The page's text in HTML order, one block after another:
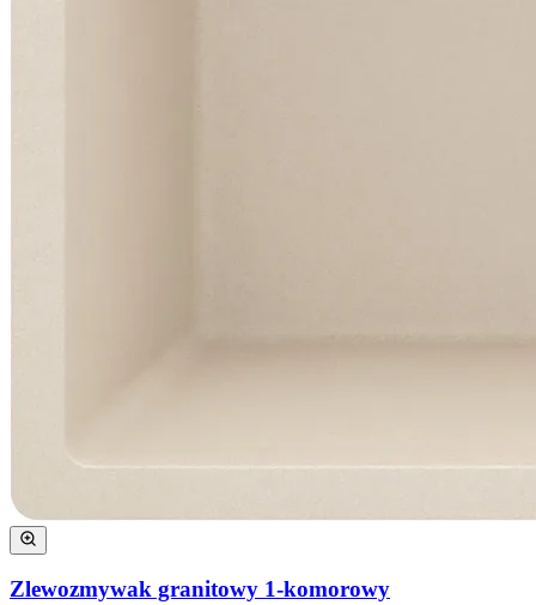
Zlewozmywak granitowy 1-komorowy